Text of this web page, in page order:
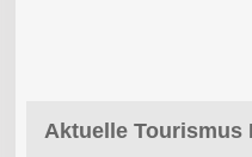
Aktuelle Tourismus